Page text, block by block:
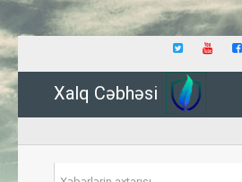
Xalq Cəbhəsi